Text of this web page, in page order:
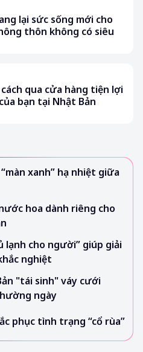
lại sức sống mới cho
thôn không có siêu
qua cửa hàng tiện lợi
bạn tại Nhật Bản
xanh” hạ nhiệt giữa
hoa dành riêng cho
lạnh cho người” giúp giải
nghiệt
"tái sinh" váy cưới
ngày
phục tình trạng “cổ rùa”